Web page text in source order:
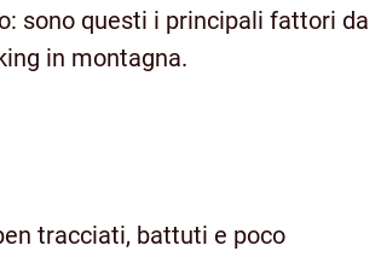
sono questi i principali fattori da
in montagna.
tracciati, battuti e poco